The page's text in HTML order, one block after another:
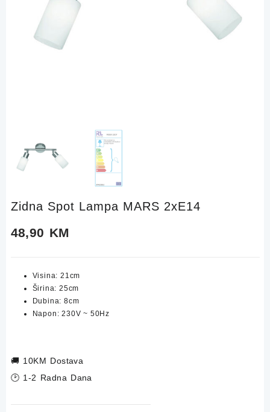
Zidna Spot Lampa MARS 2xE14
48,90 KM
Visina: 21cm
Širina: 25cm
Dubina: 8cm
Napon: 230V ~ 50Hz
🚚 10KM Dostava
🕑 1-2 Radna Dana